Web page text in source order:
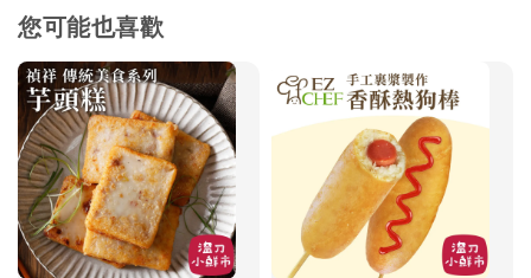
您可能也喜歡